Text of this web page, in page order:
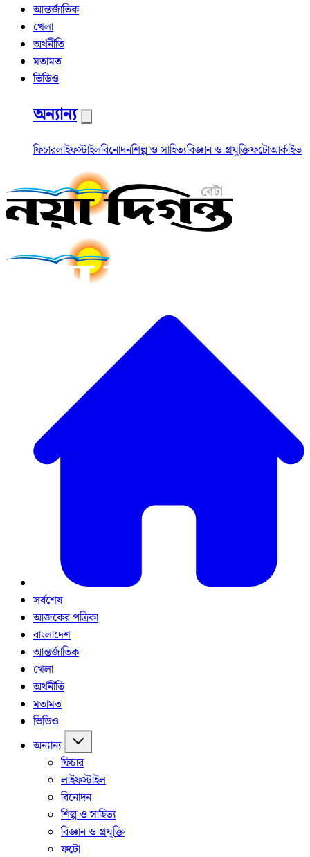
আন্তর্জাতিক
খেলা
অর্থনীতি
মতামত
ভিডিও
অন্যান্য
ফিচারলাইফস্টাইলবিনোদনশিল্প ও সাহিত্যবিজ্ঞান ও প্রযুক্তিফটোআর্কাইভ
সর্বশেষ
আজকের পত্রিকা
বাংলাদেশ
আন্তর্জাতিক
খেলা
অর্থনীতি
মতামত
ভিডিও
অন্যান্য
ফিচার
লাইফস্টাইল
বিনোদন
শিল্প ও সাহিত্য
বিজ্ঞান ও প্রযুক্তি
ফটো